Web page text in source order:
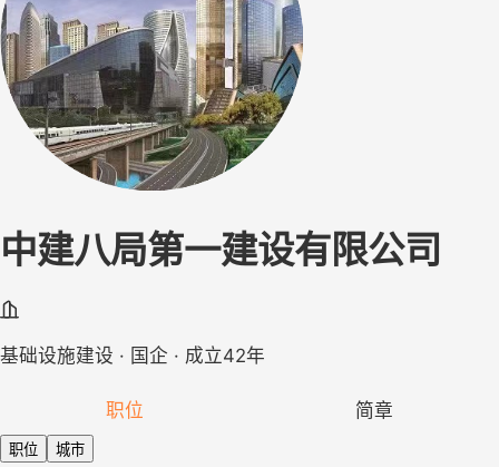
中建八局第一建设有限公司
基础设施建设 · 国企 · 成立42年
职位 简章
职位 城市